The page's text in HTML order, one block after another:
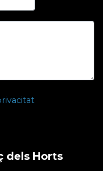
dels Horts